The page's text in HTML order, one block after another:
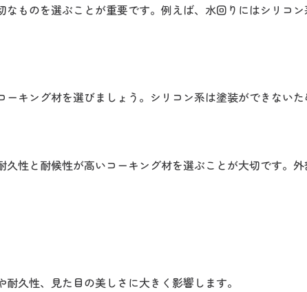
なものを選ぶことが重要です。例えば、水回りにはシリコ
キング材を選びましょう。シリコン系は塗装ができないた
性と耐候性が高いコーキング材を選ぶことが大切です。
久性、見た目の美しさに大きく影響します。